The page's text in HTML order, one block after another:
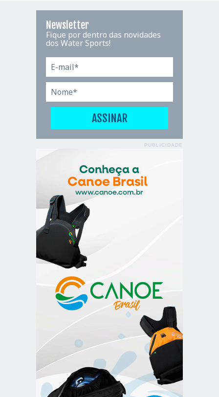
Newsletter
Fique por dentro das novidades
dos Water Sports!
PUBLICIDADE